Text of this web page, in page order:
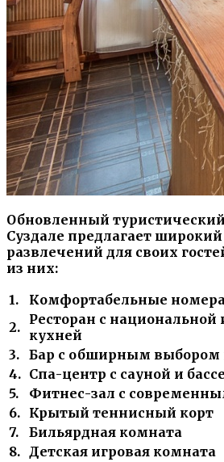
Обновленный
Суздале предлагает широкий
развлечений для своих
из них:
1.
Комфортабельные
2. Ресторан с национальной
кухней
3. Бар с обширным выбором
4. Спа-центр с сауной и
5.
Фитнес-зал с
6. Крытый теннисный корт
7.
Бильярдная комната
8. Детская игровая комната